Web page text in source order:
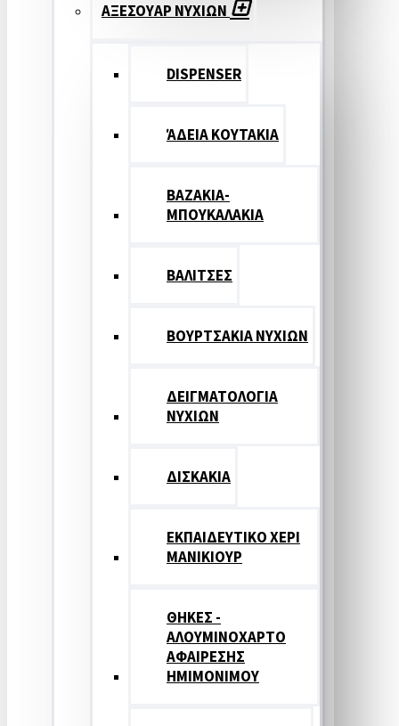
ΑΞΕΣΟΥΑΡ ΝΥΧΙΩΝ
DISPENSER
ΆΔΕΙΑ ΚΟΥΤΑΚΙΑ
ΒΑΖΑΚΙΑ-
ΜΠΟΥΚΑΛΑΚΙΑ
ΒΑΛΙΤΣΕΣ
ΒΟΥΡΤΣΑΚΙΑ ΝΥΧΙΩΝ
ΔΕΙΓΜΑΤΟΛΟΓΙΑ
ΝΥΧΙΩΝ
ΔΙΣΚΑΚΙΑ
ΕΚΠΑΙΔΕΥΤΙΚΟ ΧΕΡΙ
ΜΑΝΙΚΙΟΥΡ
ΘΗΚΕΣ -
ΑΛΟΥΜΙΝΟΧΑΡΤΟ
ΑΦΑΙΡΕΣΗΣ
ΗΜΙΜΟΝΙΜΟΥ